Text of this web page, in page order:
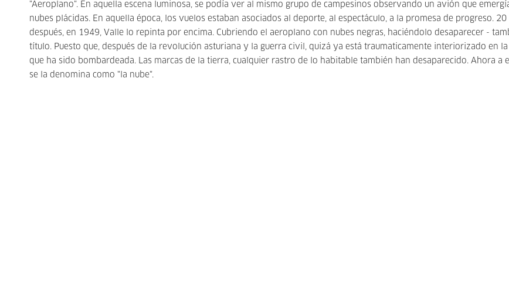
"Aeroplano". En aquella escena luminosa, se podía ver al mismo grupo de campesinos observando un avión que
nubes plácidas. En aquella época, los vuelos estaban asociados al deporte, al espectáculo, a la promesa de progreso. 20
después, en 1949, Valle lo repinta por encima. Cubriendo el aeroplano con nubes negras, haciéndolo desaparecer -
título. Puesto que, después de la revolución asturiana y la guerra civil, quizá ya está traumaticamente interiorizado en
que ha sido bombardeada. Las marcas de la tierra, cualquier rastro de lo habitable también han desaparecido. Ahora a
se la denomina como "la nube".